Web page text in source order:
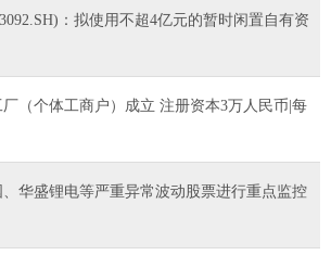
：拟使用不超4亿元的暂时闲置自有资
（个体工商户）成立 注册资本3万人民币|每
华盛锂电等严重异常波动股票进行重点监控